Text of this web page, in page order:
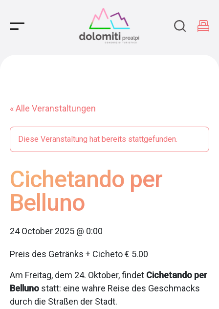
Main Navigation
« Alle Veranstaltungen
Diese Veranstaltung hat bereits stattgefunden.
Cichetando per
Belluno
24 October 2025 @ 0:00
Preis des Getränks + Cicheto € 5.00
Am Freitag, dem 24. Oktober, findet Cichetando per
Belluno statt: eine wahre Reise des Geschmacks
durch die Straßen der Stadt.